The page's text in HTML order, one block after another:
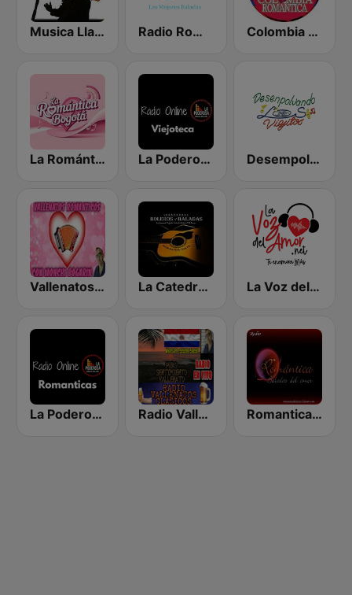
Musica Llanera Radio Radio Románticas Colombia Romántica
La Romántica Bogota La Poderosa Radio Viejoteca Desempolvando los Viejitos
Vallenatos Romanticos con Monchi Bogarin La Catedral Del Bolero y La Balada La Voz del Amor
La Poderosa Radio Online Romantica Radio Vallenatos Clásicos Romantica Baladas del Amor